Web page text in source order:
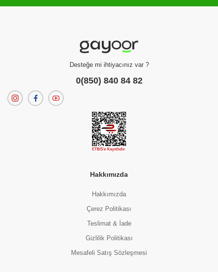
Desteğe mi ihtiyacınız var ?
0(850) 840 84 82
Hakkımızda
Hakkımızda
Çerez Politikası
Teslimat & İade
Gizlilik Politikası
Mesafeli Satış Sözleşmesi